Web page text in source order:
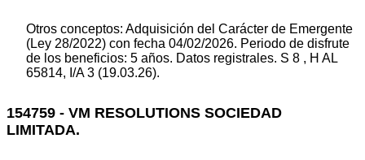
Otros conceptos: Adquisición del Carácter de Emergente
(Ley 28/2022) con fecha 04/02/2026. Periodo de disfrute
de los beneficios: 5 años. Datos registrales. S 8 , H AL
65814, I/A 3 (19.03.26).
154759 - VM RESOLUTIONS SOCIEDAD
LIMITADA.